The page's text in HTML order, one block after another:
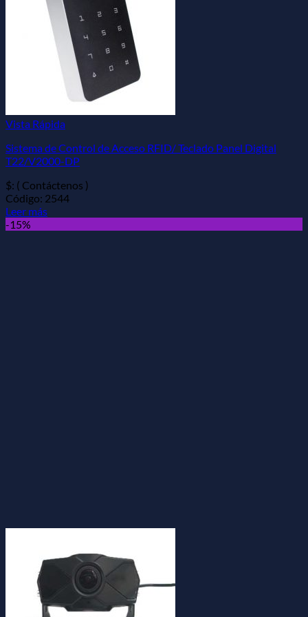
Vista Rápida
Sistema de Control de Acceso RFID/ Teclado Panel Digital
T22/V2000-DP
$: ( Contáctenos )
Código: 2544
Leer más
-15%